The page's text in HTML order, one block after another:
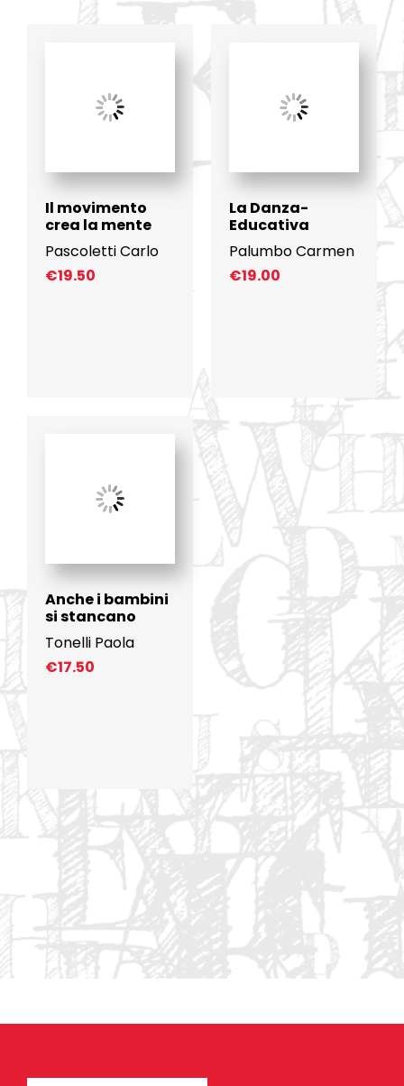
Il movimento
crea la mente
Pascoletti Carlo
€19.50
La Danza-
Educativa
Palumbo Carmen
€19.00
Anche i bambini
si stancano
Tonelli Paola
€17.50